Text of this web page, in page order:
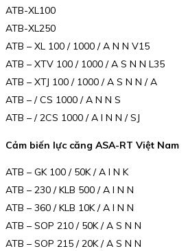
ATB-XL100
ATB-XL250
ATB – XL 100 / 1000 / A N N V15
ATB – XTV 100 / 1000 / A S N N L35
ATB – XTJ 100 / 1000 / A S N N / A
ATB – / CS 1000 / A N N S
ATB – / 2CS 1000 / A I N N / SJ
Cảm biến lực căng ASA-RT Việt Nam
ATB – GK 100 / 50K / A I N K
ATB – 230 / KLB 500 / A I N N
ATB – 360 / KLB 10K / A I N N
ATB – SOP 210 / 50K / A S N N
ATB – SOP 215 / 20K / A S N N